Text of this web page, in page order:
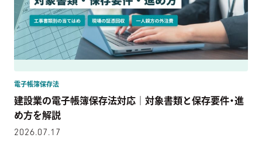
電子帳簿保存法
建設業の電子帳簿保存法対応｜対象書類と保存要件・進
め方を解説
2026.07.17